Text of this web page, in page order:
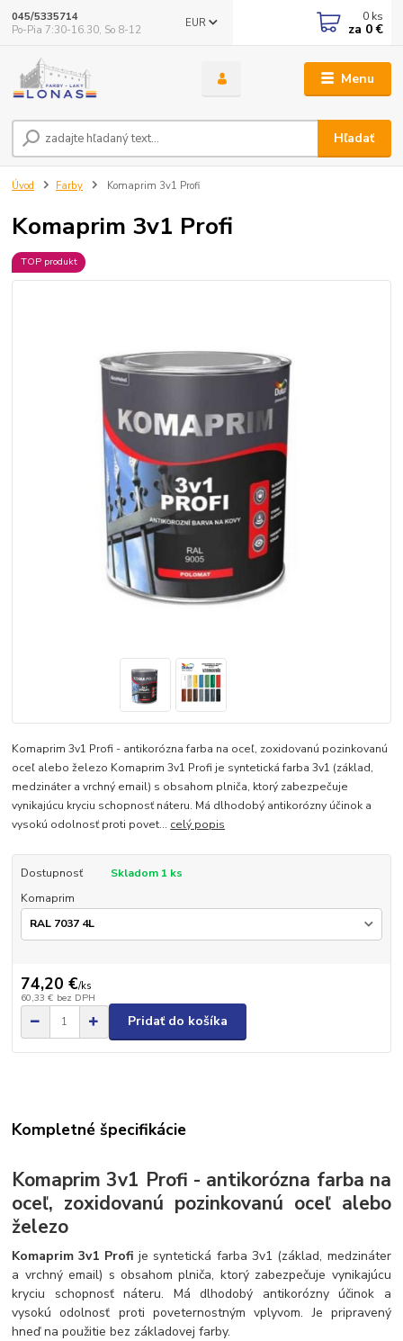
Menu
EUR
Hľadať
045/5335714
Po-Pia 7:30-16.30, So 8-12
0 ks
za 0 €
Úvod Farby Komaprim 3v1 Profi
Komaprim 3v1 Profi
TOP produkt
Komaprim 3v1 Profi - antikorózna farba na oceľ, zoxidovanú pozinkovanú
oceľ alebo železo Komaprim 3v1 Profi je syntetická farba 3v1 (základ,
medzináter a vrchný email) s obsahom plniča, ktorý zabezpečuje
vynikajúcu kryciu schopnosť náteru. Má dlhodobý antikorózny účinok a
vysokú odolnosť proti povet... celý popis
Dostupnosť
Skladom 1 ks
Komaprim
74,20 €/ks
60,33 € bez DPH
Pridať do košíka
Kompletné špecifikácie
Komaprim 3v1 Profi - antikorózna farba na
oceľ, zoxidovanú pozinkovanú oceľ alebo
železo
Komaprim 3v1 Profi je syntetická farba 3v1 (základ, medzináter
a vrchný email) s obsahom plniča, ktorý zabezpečuje vynikajúcu
kryciu schopnosť náteru. Má dlhodobý antikorózny účinok a
vysokú odolnosť proti poveternostným vplyvom. Je pripravený
hneď na použitie bez základovej farby.